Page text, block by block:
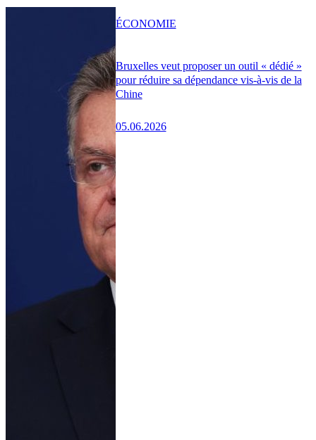
Bruxelles veut proposer un outil « dédié »
pour réduire sa dépendance vis-à-vis de la
Chine
05.06.2026
ÉCONOMIE